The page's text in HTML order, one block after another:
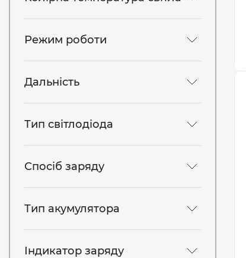
Режим роботи
Дальність
Тип світлодіода
Спосіб заряду
Тип акумулятора
Індикатор заряду